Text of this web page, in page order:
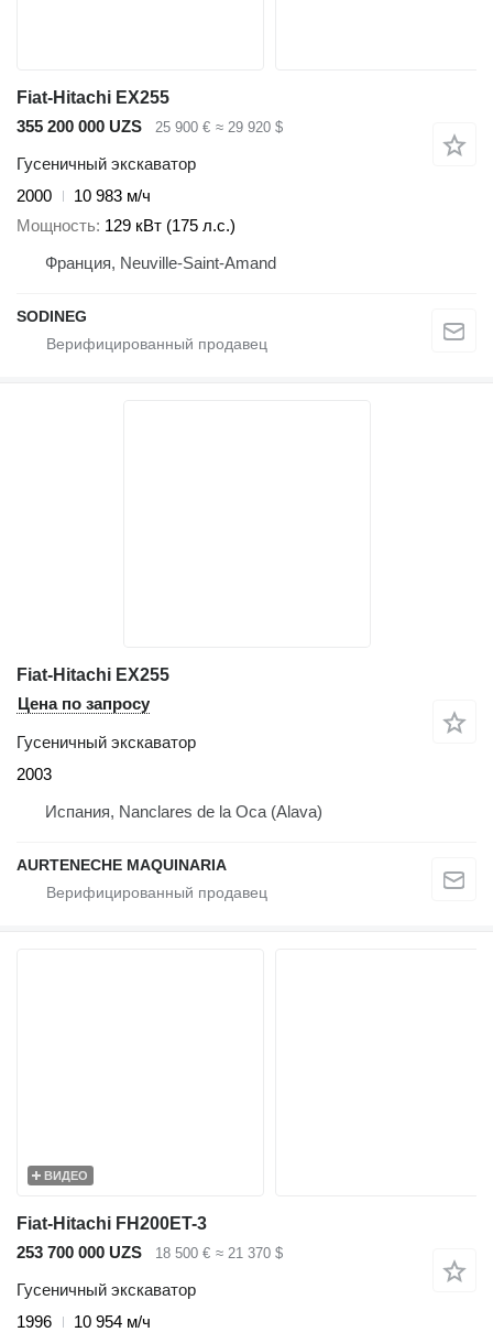
Fiat-Hitachi EX255
355 200 000 UZS
25 900 € ≈ 29 920 $
Гусеничный экскаватор
2000
10 983 м/ч
Мощность 129 кВт (175 л.с.)
Франция, Neuville-Saint-Amand
SODINEG
Fiat-Hitachi EX255
Цена по запросу
Гусеничный экскаватор
2003
Испания, Nanclares de la Oca (Alava)
AURTENECHE MAQUINARIA
ВИДЕО
Fiat-Hitachi FH200ET-3
253 700 000 UZS
18 500 € ≈ 21 370 $
Гусеничный экскаватор
1996
10 954 м/ч